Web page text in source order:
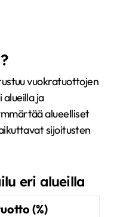
vuokratuottojen
ja
alueelliset
sijoitusten
eri alueilla
(%)